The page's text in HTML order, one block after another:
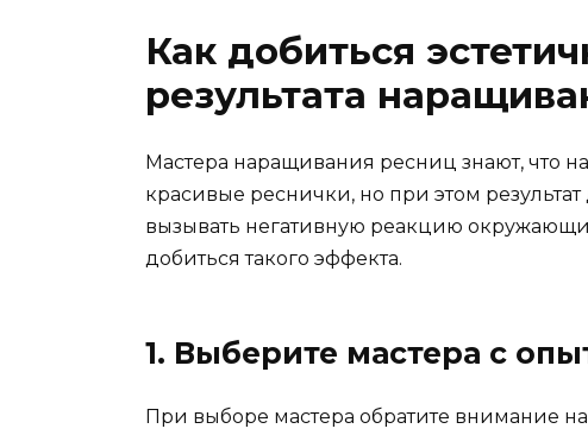
Как добиться
результата
Мастера наращивания ресниц знают, что
красивые реснички, но при этом
вызывать негативную реакцию
добиться такого эффекта.
1. Выберите мастера с
При выборе мастера обратите внимание